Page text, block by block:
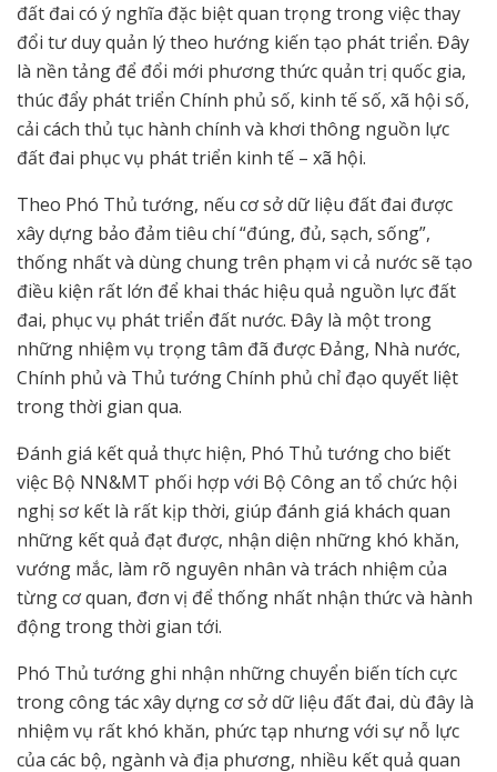
đất đai có ý nghĩa đặc biệt quan trọng trong việc thay
đổi tư duy quản lý theo hướng kiến tạo phát triển. Đây
là nền tảng để đổi mới phương thức quản trị quốc gia,
thúc đẩy phát triển Chính phủ số, kinh tế số, xã hội số,
cải cách thủ tục hành chính và khơi thông nguồn lực
đất đai phục vụ phát triển kinh tế – xã hội.
Theo Phó Thủ tướng, nếu cơ sở dữ liệu đất đai được
xây dựng bảo đảm tiêu chí “đúng, đủ, sạch, sống”,
thống nhất và dùng chung trên phạm vi cả nước sẽ tạo
điều kiện rất lớn để khai thác hiệu quả nguồn lực đất
đai, phục vụ phát triển đất nước. Đây là một trong
những nhiệm vụ trọng tâm đã được Đảng, Nhà nước,
Chính phủ và Thủ tướng Chính phủ chỉ đạo quyết liệt
trong thời gian qua.
Đánh giá kết quả thực hiện, Phó Thủ tướng cho biết
việc Bộ NN&MT phối hợp với Bộ Công an tổ chức hội
nghị sơ kết là rất kịp thời, giúp đánh giá khách quan
những kết quả đạt được, nhận diện những khó khăn,
vướng mắc, làm rõ nguyên nhân và trách nhiệm của
từng cơ quan, đơn vị để thống nhất nhận thức và hành
động trong thời gian tới.
Phó Thủ tướng ghi nhận những chuyển biến tích cực
trong công tác xây dựng cơ sở dữ liệu đất đai, dù đây là
nhiệm vụ rất khó khăn, phức tạp nhưng với sự nỗ lực
của các bộ, ngành và địa phương, nhiều kết quả quan